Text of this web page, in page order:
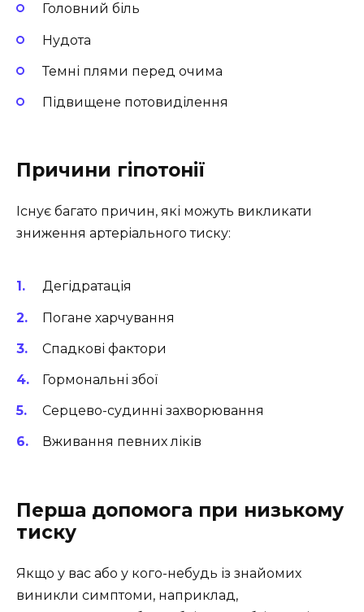
Головний біль
Нудота
Темні плями перед очима
Підвищене потовиділення
Причини гіпотонії
Існує багато причин, які можуть викликати
зниження артеріального тиску:
Дегідратація
Погане харчування
Спадкові фактори
Гормональні збої
Серцево-судинні захворювання
Вживання певних ліків
Перша допомога при низькому
тиску
Якщо у вас або у кого-небудь із знайомих
виникли симптоми, наприклад,